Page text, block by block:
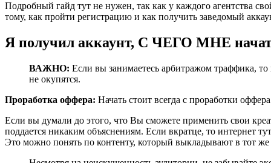
Подробный гайд тут не нужен, так как у каждого агентства
тому, как пройти регистрацию и как получить заведомый
Я получил аккаунт, С ЧЕГО МНЕ
ВАЖНО: Если вы занимаетесь арбитражом траффика,
не окупятся.
Проработка оффера: Начать стоит всегда с проработки
Если вы думали до этого, что Вы сможете применить свои
поддается никаким объяснениям. Если вкратце, то интернет
Это можно понять по контенту, который выкладывают в тот